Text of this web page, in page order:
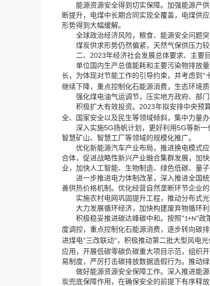
能源资源安全得到切实保障。加强能源产供
断提升， 电煤中长期合同实现全覆盖 ， 电煤供
形势得到大幅缓解。
全球政治经济风险， 粮食、能源安全问题突
煤炭供求形势仍然偏紧 ， 天然气保供压力
二、 2023年经济社会发展总体要求、主要
单位国内生产总值能耗和主要污染物排放量
长， 为体现对节能工作的引导约束 ， 并考虑到 “
继续下降， 重点控制化石能源消费 ，
生态环境质
强化煤电油气运调节， 压实地方政府、部
积极扩大有效投资。 2023年拟安排中央预
全、国家安全以及民生等领域倾斜， 集中力量
深入实施5G扬帆计划 ， 更好利用5G等新一
智慧矿山、智慧工厂等领域的规模化推广。
优化新能源汽车产业布局 ， 推进换电模式
合体， 促进战略性新兴产业融合集群发展， 加
业 ， 加快人工智能、生物制造、绿色低碳、量
进一步推进电力体制改革 ， 深入推进全国
善供热价格机制。优化经营自然垄断环节企业的
实施农村电网巩固提升工程， 推动分布式
大力发展循环经济， 加快构建废弃物循环
积极稳妥推进碳达峰碳中和。 按照“1+N”政
度调控， 重点控制化石能源消费 ， 逐步转向碳
进煤电“三改联动” ， 积极推动第二批大型风电
应用 ， 开展低碳零碳负碳重大项目示范， 组织
易制度，
严厉打击碳排放数据造假行为。推动
做好能源资源安全保障工作。深入推进能源
炭兜底保障作用 ， 在确保安全的前提下有序释